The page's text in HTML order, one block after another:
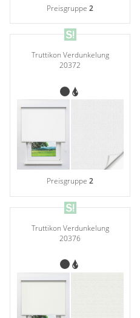
Preisgruppe2
Truttikon Verdunkelung
20372
Preisgruppe2
Truttikon Verdunkelung
20376